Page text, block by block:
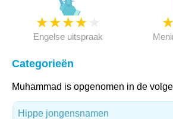
★★★★
Engelse uitspraak
★
Categorieën
Muhammad is opgenomen in de
Hippe jongensnamen